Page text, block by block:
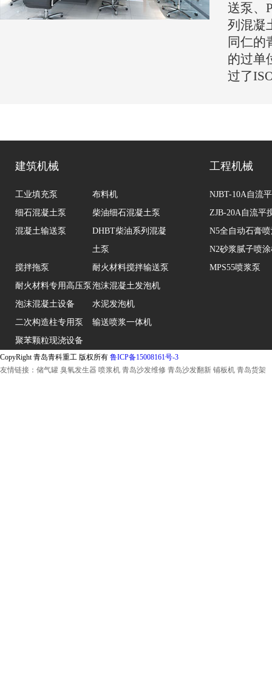
送泵、
列混凝
同仁的
的过单
过了
建筑机械
工业填充泵
布料机
细石混凝土泵
柴油细石混凝土泵
混凝土输送泵
DHBT柴油系列混凝
土泵
搅拌拖泵
耐火材料搅拌输送泵
耐火材料专用高压泵 泡沫混凝土发泡机
泡沫混凝土设备
水泥发泡机
二次构造柱专用泵
输送喷浆一体机
聚苯颗粒现浇设备
工程机械
NJBT-10A自流
ZJB-20A自流平
N5全自动石膏
N2砂浆腻子喷
MPS55喷浆泵
CopyRight 青岛青科重工 版权所有 鲁ICP备15008161号-3
友情链接： 储气罐 臭氧发生器 喷浆机 青岛沙发维修 青岛沙发翻新 铺板机 青岛货架